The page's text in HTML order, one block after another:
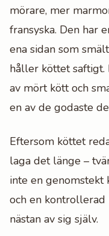
mörare, mer
fransyska. Den har
ena sidan som
håller köttet saftigt.
av mört kött och
en av de godaste
Eftersom köttet
laga det länge –
inte en
och en
nästan av sig själv.